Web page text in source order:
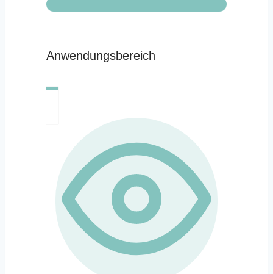
Anwendungsbereich